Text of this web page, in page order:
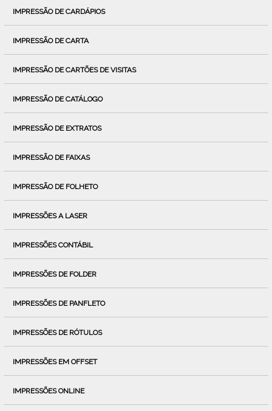
IMPRESSÃO DE CARDÁPIOS
IMPRESSÃO DE CARTA
IMPRESSÃO DE CARTÕES DE VISITAS
IMPRESSÃO DE CATÁLOGO
IMPRESSÃO DE EXTRATOS
IMPRESSÃO DE FAIXAS
IMPRESSÃO DE FOLHETO
IMPRESSÕES A LASER
IMPRESSÕES CONTÁBIL
IMPRESSÕES DE FOLDER
IMPRESSÕES DE PANFLETO
IMPRESSÕES DE RÓTULOS
IMPRESSÕES EM OFFSET
IMPRESSÕES ONLINE